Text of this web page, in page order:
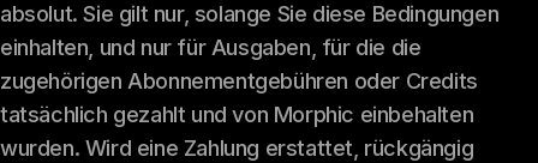
absolut. Sie gilt nur, solange Sie diese Bedingungen
einhalten, und nur für Ausgaben, für die die
zugehörigen Abonnementgebühren oder Credits
tatsächlich gezahlt und von Morphic einbehalten
wurden. Wird eine Zahlung erstattet, rückgängig